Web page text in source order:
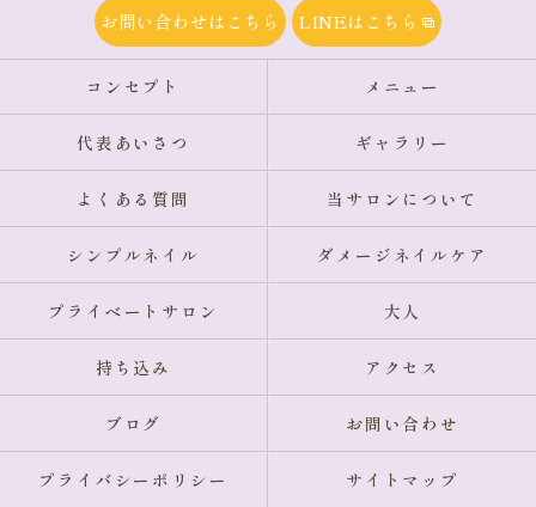
お問い合わせはこちら LINEはこちら
コンセプト メニュー
代表あいさつ ギャラリー
よくある質問 当サロンについて
シンプルネイル ダメージネイルケア
プライベートサロン 大人
持ち込み アクセス
ブログ お問い合わせ
プライバシーポリシー サイトマップ